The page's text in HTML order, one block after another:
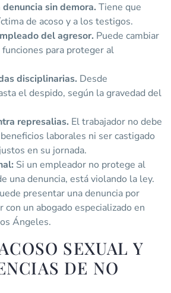
sin demora. Tiene que
de acoso y a los testigos.
del agresor. Puede cambiar
para proteger al
disciplinarias. Desde
el despido, según la gravedad del
represalias. El trabajador no debe
laborales ni ser castigado
en su jornada.
Si un empleador no protege al
una denuncia, está violando la ley.
presentar una denuncia por
con un abogado especializado en
Ángeles.
SEXUAL Y
DE NO